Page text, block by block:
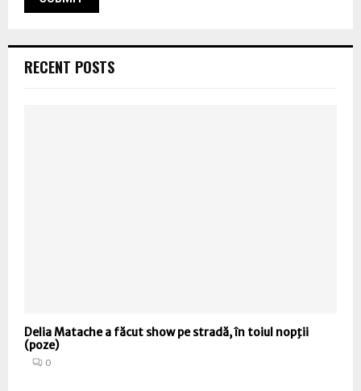
RECENT POSTS
Delia Matache a făcut show pe stradă, în toiul nopţii
(poze)
0